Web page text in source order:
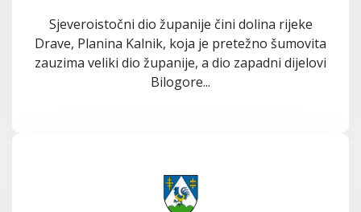
Sjeveroistočni dio županije čini dolina rijeke
Drave, Planina Kalnik, koja je pretežno šumovita
zauzima veliki dio županije, a dio zapadni dijelovi
Bilogore...